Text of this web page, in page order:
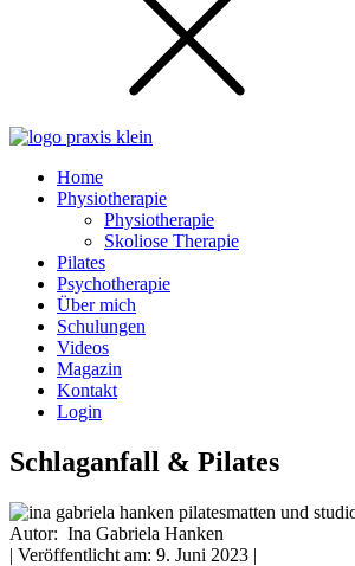
Home
Physiotherapie
Physiotherapie
Skoliose Therapie
Pilates
Psychotherapie
Über mich
Schulungen
Videos
Magazin
Kontakt
Login
Schlaganfall & Pilates
Autor: Ina Gabriela Hanken
| Veröffentlicht am: 9. Juni 2023 |